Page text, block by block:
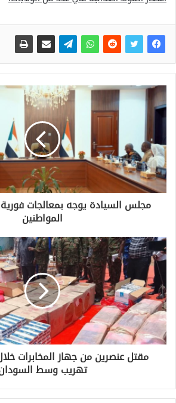
مجلس السيادة يوجه بمعالجات
المواطنين
مقتل عنصرين من جهاز المخابرات
تهريب وسط